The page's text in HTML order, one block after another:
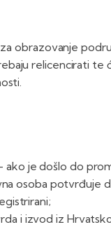
obrazovanje
relicencirati te
je došlo do
osoba potvrđuje
i izvod iz